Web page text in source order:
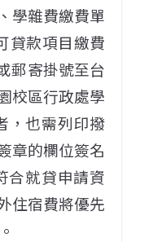
學雜費繳費單
貸款項目繳費
郵寄掛號至台
校區行政處學
，也需列印撥
章的欄位簽名
合就貸申請資
住宿費將優先